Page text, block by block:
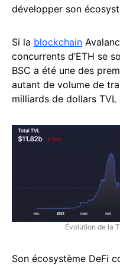
développer son
Si la blockchain
concurrents d’ETH se
BSC a été une des
autant de volume de
milliards de dollars TVL
Évolution de la
Son écosystème DeFi